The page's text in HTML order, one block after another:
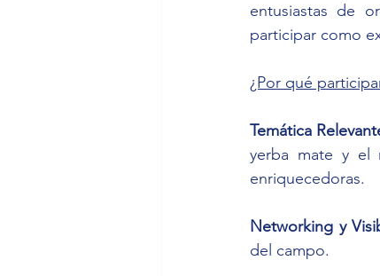
entusiastas de
participar como
¿Por qué
Temática
yerba mate y el
enriquecedoras.
Networking y
del campo.